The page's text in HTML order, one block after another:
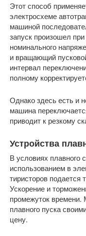
Этот способ
электросхеме
машиной
запуск произошел
номинального
и вращающий
интервал
полному
Однако здесь есть и
машина
приводит к резкому
Устройства
В условиях плавного
использованием в
тиристоров
Ускорение и
промежуток времени.
плавного пуска
цену.